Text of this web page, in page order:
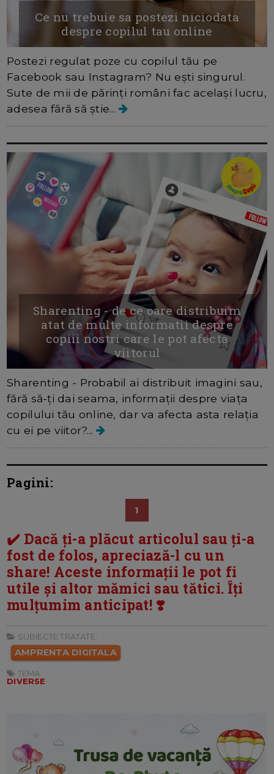
Ce nu trebuie sa postezi niciodata
despre copilul tau online
Postezi regulat poze cu copilul tău pe
Facebook sau Instagram? Nu eşti singurul.
Sute de mii de părinți români fac acelaşi lucru,
adesea fără să ştie...
Sharenting - de ce oare distribuim
atat de multe informatii despre
copiii nostri care le pot afecta
viitorul
Sharenting - Probabil ai distribuit imagini sau,
fără să-ți dai seama, informații despre viața
copilului tău online, dar va afecta asta relația
cu ei pe viitor?...
Pagini:
1
✔️ Dacă ți-a plăcut articolul sau ți-a
fost de folos, apreciază-l cu un
share! Aceste informații le pot fi
utile și altor mămici sau tătici. Îți
mulțumim anticipat! ❣️
SUBIECTE TRATATE:
AMPRENTA DIGITALA
TEMA:
DIVERSE